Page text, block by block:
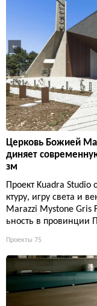
Церковь Божией
диняет
зм
Проект Kuadra
ктуру, игру света и
Marazzi Mystone Gris
ьность в провинции
Проекты 75